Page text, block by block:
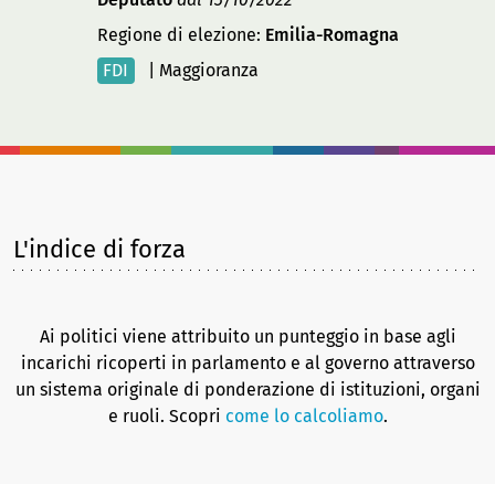
Regione di elezione: Emilia-Romagna
FDI
Maggioranza
L'indice di forza
Ai politici viene attribuito un punteggio in base agli
incarichi ricoperti in parlamento e al governo attraverso
un sistema originale di ponderazione di istituzioni, organi
e ruoli. Scopri come lo calcoliamo.